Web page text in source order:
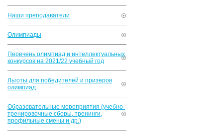
Наши преподаватели
Олимпиады
Перечень олимпиад и интеллектуальных
конкурсов на 2021/22 учебный год
Льготы для победителей и призеров
олимпиад
Образовательные мероприятия (учебно-
тренировочные сборы, тренинги,
профильные смены и др.)